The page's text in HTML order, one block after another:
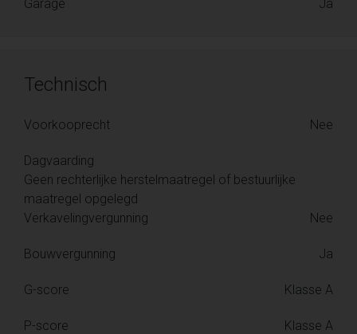
Garage Ja
Technisch
Voorkooprecht Nee
Dagvaarding
Geen rechterlijke herstelmaatregel of bestuurlijke
maatregel opgelegd
Verkavelingvergunning
Nee
Bouwvergunning Ja
G-score Klasse A
P-score Klasse A